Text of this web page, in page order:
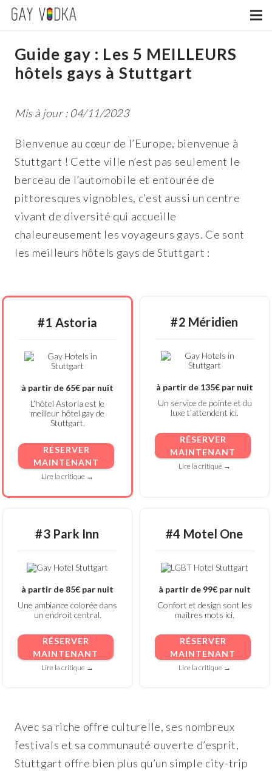
Guide gay : Les 5 MEILLEURS
hôtels gays à Stuttgart
Mis à jour : 04/11/2023
Bienvenue au cœur de l’Europe, bienvenue à
Stuttgart ! Cette ville n’est pas seulement le
berceau de l’automobile et entourée de
pittoresques vignobles, c’est aussi un centre
vivant de diversité qui accueille
chaleureusement les voyageurs gays. Ce sont
les meilleurs hôtels gays de Stuttgart :
#1 Astoria
à partir de 65€ par nuit
L’hôtel Astoria est le
meilleur hôtel gay de
Stuttgart.
RÉSERVER
MAINTENANT
Lire la critique →
#2 Méridien
à partir de 135€ par nuit
Un service de pointe et du
luxe t’attendent ici.
RÉSERVER
MAINTENANT
Lire la critique →
#3 Park Inn
à partir de 85€ par nuit
Une ambiance colorée dans
un endroit central.
RÉSERVER
MAINTENANT
Lire la critique →
#4 Motel One
à partir de 99€ par nuit
Confort et design sont les
maîtres mots ici.
RÉSERVER
MAINTENANT
Lire la critique →
Avec sa riche offre culturelle, ses nombreux
festivals et sa communauté ouverte d’esprit,
Stuttgart offre bien plus qu’un simple city-trip